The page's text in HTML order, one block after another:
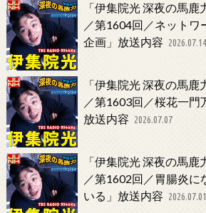
「伊集院光 深夜の馬
／第1604回／ネットワ
企画」放送内容 2026.07.14
「伊集院光 深夜の馬
／第1603回／桜花一門
放送内容 2026.07.07
「伊集院光 深夜の馬
／第1602回／胃腸炎に
いる」放送内容 2026.07.01